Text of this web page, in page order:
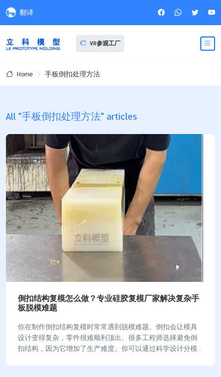
翻译
VR参观工厂
Home 手板倒扣处理方法
All "手板倒扣处理方法" articles
倒扣结构复模怎么做？专业硅胶复模厂家解决复杂手
板脱模难题
你在制作倒扣结构复模时常常遇到脱模难题。倒扣会让模具
设计变得复杂，零件很难顺利顶出。很多工程师选择避免倒
扣结构，因为它增加了生产难度。你可以通过科学设计分模